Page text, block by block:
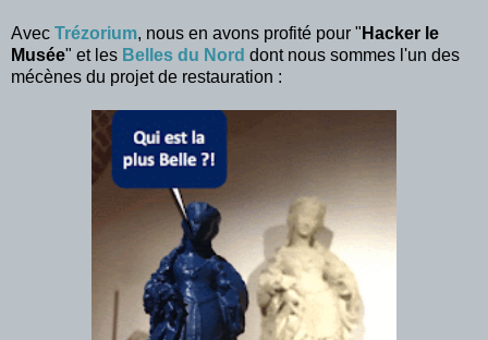
Avec Trézorium, nous en avons profité pour " Hacker le
Musée" et les Belles du Nord dont nous sommes l'un des
mécènes du projet de restauration :